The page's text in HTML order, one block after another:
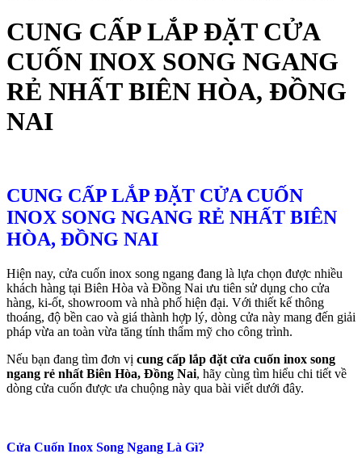
CUNG CẤP LẮP ĐẶT CỬA
CUỐN INOX SONG NGANG
RẺ NHẤT BIÊN HÒA, ĐỒNG
NAI
CUNG CẤP LẮP ĐẶT CỬA CUỐN
INOX SONG NGANG RẺ NHẤT BIÊN
HÒA, ĐỒNG NAI
Hiện nay, cửa cuốn inox song ngang đang là lựa chọn được nhiều
khách hàng tại Biên Hòa và Đồng Nai ưu tiên sử dụng cho cửa
hàng, ki-ốt, showroom và nhà phố hiện đại. Với thiết kế thông
thoáng, độ bền cao và giá thành hợp lý, dòng cửa này mang đến giải
pháp vừa an toàn vừa tăng tính thẩm mỹ cho công trình.
Nếu bạn đang tìm đơn vị cung cấp lắp đặt cửa cuốn inox song
ngang rẻ nhất Biên Hòa, Đồng Nai, hãy cùng tìm hiểu chi tiết về
dòng cửa cuốn được ưa chuộng này qua bài viết dưới đây.
Cửa Cuốn Inox Song Ngang Là Gì?